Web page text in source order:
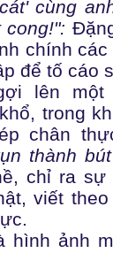
cùng
chính
để tố cáo
lên một
trong
chân
thành
chỉ ra sự
viết
hình ảnh